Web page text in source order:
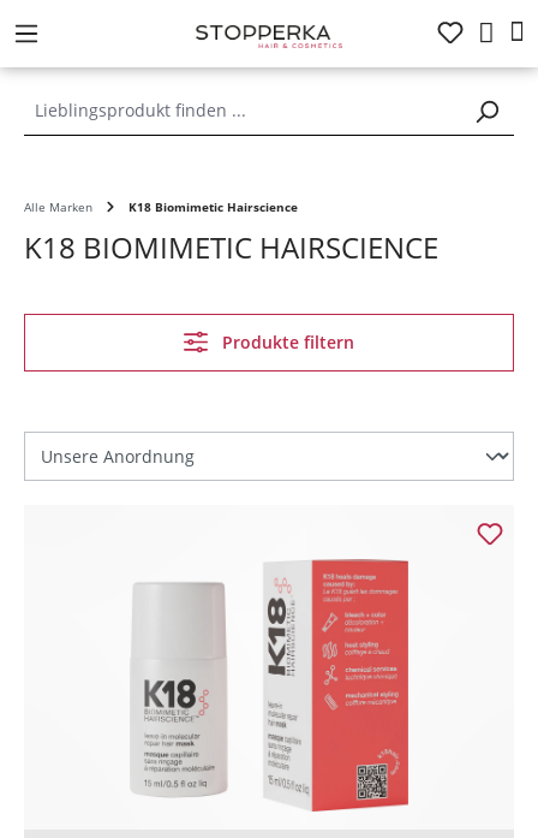
springen
Alle Marken K18 Biomimetic Hairscience
K18 BIOMIMETIC HAIRSCIENCE
Produkte filtern